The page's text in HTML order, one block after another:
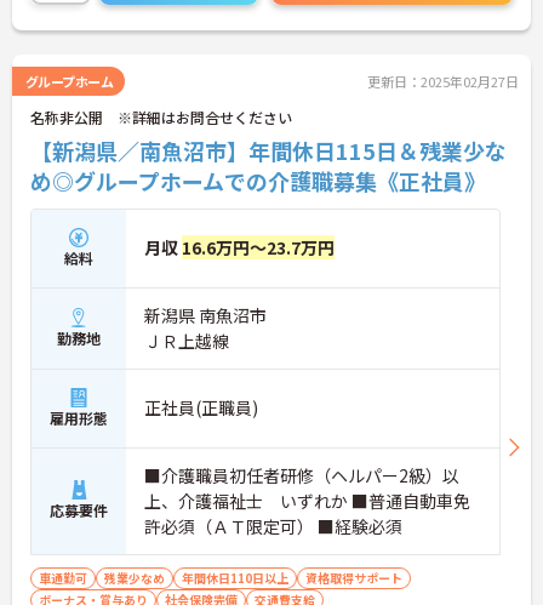
グループホーム 更新日：2025年02月27日
名称非公開 ※詳細はお問合せください
【新潟県／南魚沼市】年間休日115日＆残業少な
め◎グループホームでの介護職募集《正社員》
給料 月収 16.6万円～23.7万円
勤務地
新潟県 南魚沼市
ＪＲ上越線
雇用形態 正社員(正職員)
応募要件
■介護職員初任者研修（ヘルパー2級）以
上、介護福祉士 いずれか ■普通自動車免
許必須（ＡＴ限定可） ■経験必須
車通勤可 残業少なめ 年間休日110日以上
資格取得サポート
ボーナス・賞与あり
社会保険完備 交通費支給